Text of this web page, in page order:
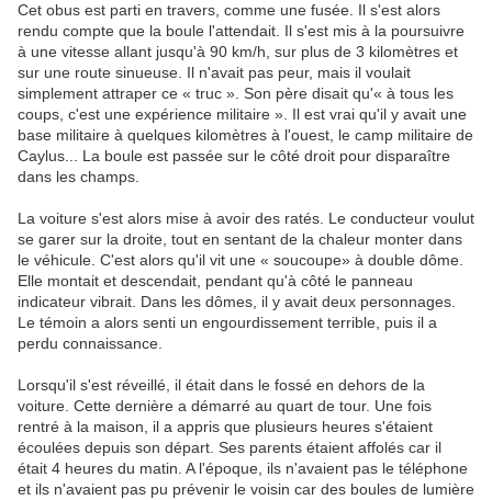
Cet obus est parti en travers, comme une fusée. Il s'est alors
rendu compte que la boule l'attendait. Il s'est mis à la poursuivre
à une vitesse allant jusqu'à 90 km/h, sur plus de 3 kilomètres et
sur une route sinueuse. Il n'avait pas peur, mais il voulait
simplement attraper ce « truc ». Son père disait qu'« à tous les
coups, c'est une expérience militaire ». Il est vrai qu'il y avait une
base militaire à quelques kilomètres à l'ouest, le camp militaire de
Caylus... La boule est passée sur le côté droit pour disparaître
dans les champs.
La voiture s'est alors mise à avoir des ratés. Le conducteur voulut
se garer sur la droite, tout en sentant de la chaleur monter dans
le véhicule. C'est alors qu'il vit une « soucoupe» à double dôme.
Elle montait et descendait, pendant qu'à côté le panneau
indicateur vibrait. Dans les dômes, il y avait deux personnages.
Le témoin a alors senti un engourdissement terrible, puis il a
perdu connaissance.
Lorsqu'il s'est réveillé, il était dans le fossé en dehors de la
voiture. Cette dernière a démarré au quart de tour. Une fois
rentré à la maison, il a appris que plusieurs heures s'étaient
écoulées depuis son départ. Ses parents étaient affolés car il
était 4 heures du matin. A l'époque, ils n'avaient pas le téléphone
et ils n'avaient pas pu prévenir le voisin car des boules de lumière